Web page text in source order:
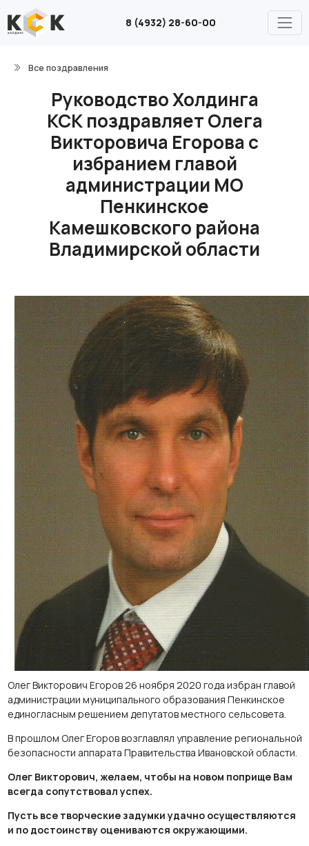
8 (4932) 28-60-00
Все поздравления
Руководство Холдинга
КСК поздравляет Олега
Викторовича Егорова с
избранием главой
администрации МО
Пенкинское
Камешковского района
Владимирской области
Олег Викторович Егоров 26 ноября 2020 года избран главой
администрации муниципального образования Пенкинское
единогласным решением депутатов местного сельсовета.
В прошлом Олег Егоров возглавлял управление региональной
безопасности аппарата Правительства Ивановской области.
Олег Викторович, желаем, чтобы на новом поприще Вам
всегда сопутствовал успех.
Пусть все творческие задумки удачно осуществляются
и по достоинству оцениваются окружающими.